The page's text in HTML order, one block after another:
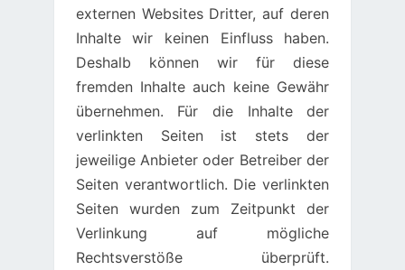
externen Websites Dritter, auf deren
Inhalte wir keinen Einfluss haben.
Deshalb können wir für diese
fremden Inhalte auch keine Gewähr
übernehmen. Für die Inhalte der
verlinkten Seiten ist stets der
jeweilige Anbieter oder Betreiber der
Seiten verantwortlich. Die verlinkten
Seiten wurden zum Zeitpunkt der
Verlinkung auf mögliche
Rechtsverstöße überprüft.